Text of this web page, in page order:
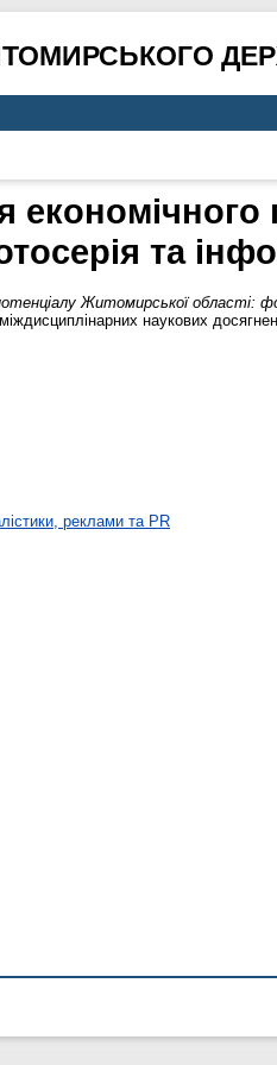
та
Житомирської області:
наукових
реклами та PR